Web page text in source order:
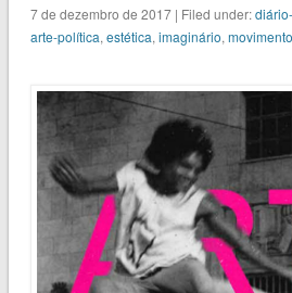
7 de dezembro de 2017 | Filed under:
arte-política, estética, imaginário,